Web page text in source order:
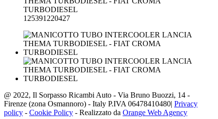
125391220427
@ 2022, Il Sorpasso Ricambi Auto - Via Bruno Buozzi, 14 -
Firenze (zona Osmannoro) - Italy P.IVA 06478410480| Privacy
policy - Cookie Policy - Realizzato da Orange Web Agency